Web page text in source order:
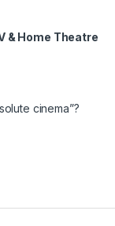
& Home Theatre
cinema”?